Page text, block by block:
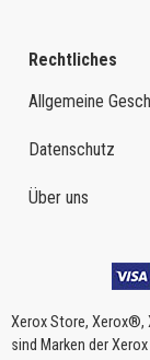
Rechtliches
Allgemeine
Datenschutz
Über uns
Xerox Store, Xerox®,
sind Marken der